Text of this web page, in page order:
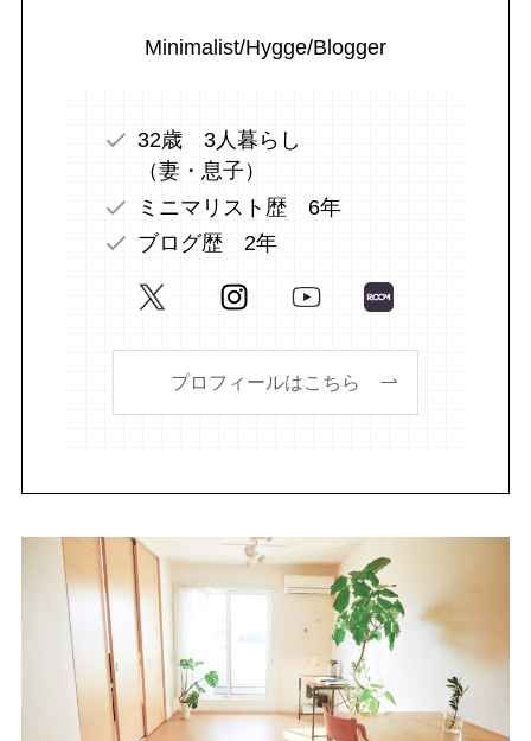
Minimalist/Hygge/Blogger
32歳 3人暮らし
（妻・息子）
ミニマリスト歴 6年
ブログ歴 2年
プロフィールはこちら